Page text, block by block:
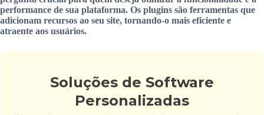
performance de sua plataforma. Os plugins são ferramentas que
adicionam recursos ao seu site, tornando-o mais eficiente e
atraente aos usuários.
Soluções de Software
Personalizadas